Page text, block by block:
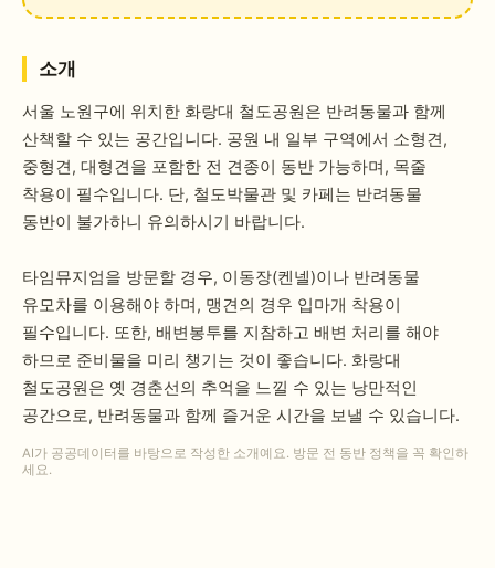
소개
서울 노원구에 위치한 화랑대 철도공원은 반려동물과 함께
산책할 수 있는 공간입니다. 공원 내 일부 구역에서 소형견,
중형견, 대형견을 포함한 전 견종이 동반 가능하며, 목줄
착용이 필수입니다. 단, 철도박물관 및 카페는 반려동물
동반이 불가하니 유의하시기 바랍니다.
타임뮤지엄을 방문할 경우, 이동장(켄넬)이나 반려동물
유모차를 이용해야 하며, 맹견의 경우 입마개 착용이
필수입니다. 또한, 배변봉투를 지참하고 배변 처리를 해야
하므로 준비물을 미리 챙기는 것이 좋습니다. 화랑대
철도공원은 옛 경춘선의 추억을 느낄 수 있는 낭만적인
공간으로, 반려동물과 함께 즐거운 시간을 보낼 수 있습니다.
AI가 공공데이터를 바탕으로 작성한 소개예요. 방문 전 동반 정책을 꼭 확인하
세요.